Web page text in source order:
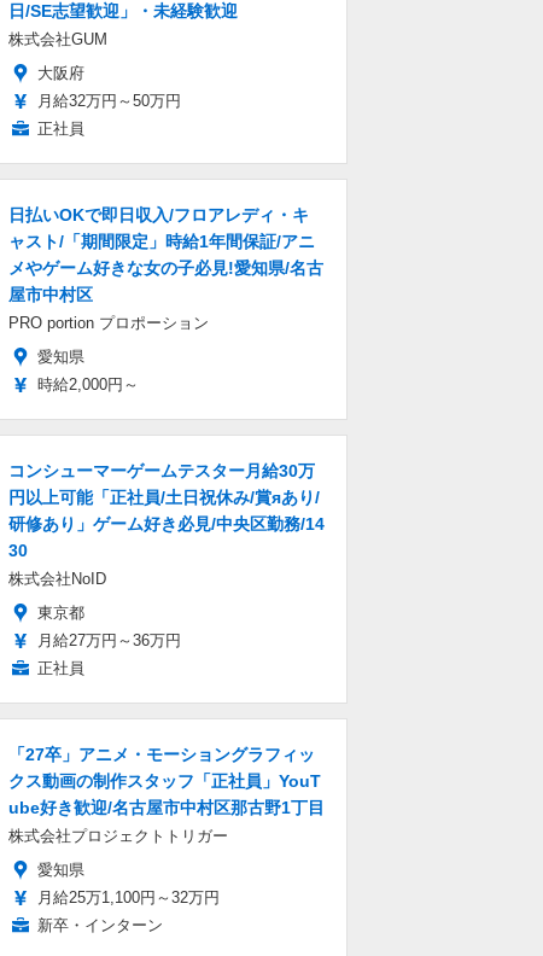
日/SE志望歓迎」・未経験歓迎
株式会社GUM
大阪府
月給32万円～50万円
正社員
日払いOKで即日収入/フロアレディ・キ
ャスト/「期間限定」時給1年間保証/アニ
メやゲーム好きな女の子必見!愛知県/名古
屋市中村区
PRO portion プロポーション
愛知県
時給2,000円～
コンシューマーゲームテスター月給30万
円以上可能「正社員/土日祝休み/賞яあり/
研修あり」ゲーム好き必見/中央区勤務/14
30
株式会社NoID
東京都
月給27万円～36万円
正社員
「27卒」アニメ・モーショングラフィッ
クス動画の制作スタッフ「正社員」YouT
ube好き歓迎/名古屋市中村区那古野1丁目
株式会社プロジェクトトリガー
愛知県
月給25万1,100円～32万円
新卒・インターン